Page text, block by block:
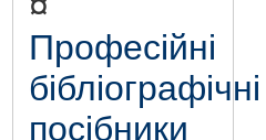
Професійні
бібліографічні
посібники